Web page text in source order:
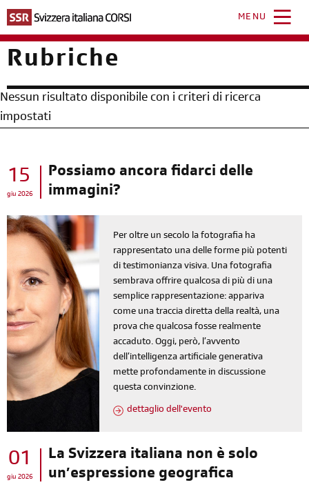
contenuto
principale
MENU
Rubriche
Nessun risultato disponibile con i criteri di ricerca
impostati
15
giu 2026
Possiamo ancora fidarci delle
immagini?
Per oltre un secolo la fotografia ha
rappresentato una delle forme più potenti
di testimonianza visiva. Una fotografia
sembrava offrire qualcosa di più di una
semplice rappresentazione: appariva
come una traccia diretta della realtà, una
prova che qualcosa fosse realmente
accaduto. Oggi, però, l’avvento
dell’intelligenza artificiale generativa
mette profondamente in discussione
questa convinzione.
dettaglio dell'evento
01
giu 2026
La Svizzera italiana non è solo
un’espressione geografica